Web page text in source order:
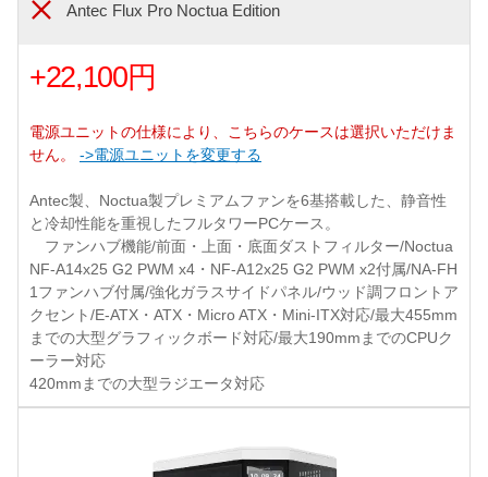
Antec Flux Pro Noctua Edition
+22,100円
電源ユニットの仕様により、こちらのケースは選択いただけま
せん。 ->電源ユニットを変更する
Antec製、Noctua製プレミアムファンを6基搭載した、静音性
と冷却性能を重視したフルタワーPCケース。
ファンハブ機能/前面・上面・底面ダストフィルター/Noctua
NF-A14x25 G2 PWM x4・NF-A12x25 G2 PWM x2付属/NA-FH
1ファンハブ付属/強化ガラスサイドパネル/ウッド調フロントア
クセント/E-ATX・ATX・Micro ATX・Mini-ITX対応/最大455mm
までの大型グラフィックボード対応/最大190mmまでのCPUク
ーラー対応
420mmまでの大型ラジエータ対応